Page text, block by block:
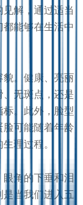
解，通过适当
能够在生活中
貌。健康、亮丽
无斑点，还是
。此外，脸型
可能随着年龄
理过程。
眼角的下垂和泪
当我们进入五